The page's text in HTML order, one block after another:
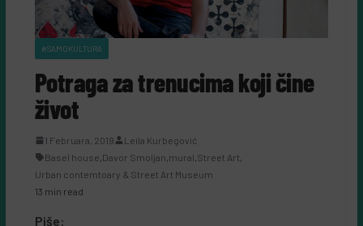
#SAMOKULTURA
Potraga za trenucima koji čine
život
1 Februara, 2019
Leila Kurbegović
Basel house Davor Smoljan mural Street Art
Urban contemtoary & Street Art Museum
13 min read
Piše: